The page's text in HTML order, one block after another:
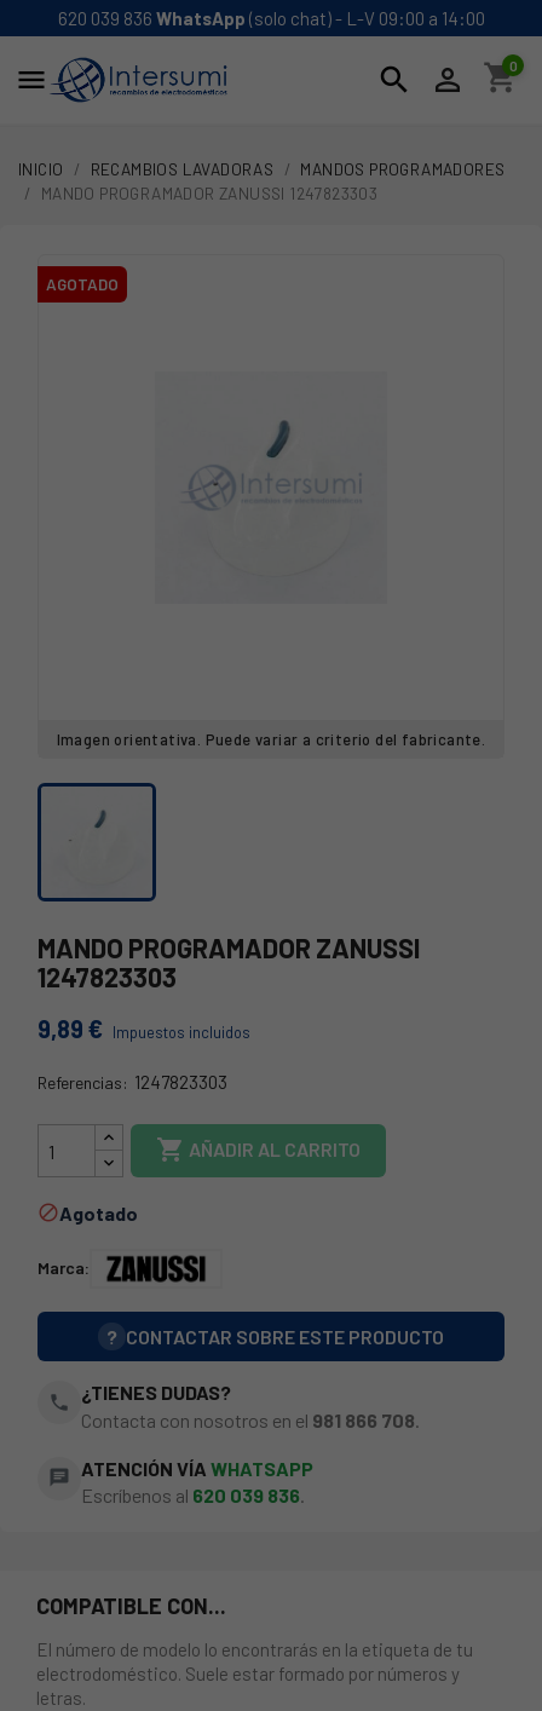
620 039 836 WhatsApp (solo chat) - L-V 09:00 a 14:00
 search  shopping_cart
0
INICIO RECAMBIOS LAVADORAS
MANDOS PROGRAMADORES
MANDO PROGRAMADOR ZANUSSI 1247823303
AGOTADO
Imagen orientativa. Puede variar a criterio del fabricante.
MANDO PROGRAMADOR ZANUSSI
1247823303
9,89 € Impuestos incluidos
Referencias: 1247823303
73ZN0012
 AÑADIR AL CARRITO
Agotado
Marca:
? CONTACTAR SOBRE ESTE PRODUCTO
phone
¿TIENES DUDAS?
Contacta con nosotros en el 981 866 708
chat ATENCIÓN VÍA WHATSAPP
Escríbenos al 620 039 836.
COMPATIBLE CON...
El número de modelo lo encontrarás en la etiqueta de tu
electrodoméstico. Suele estar formado por números y
letras.